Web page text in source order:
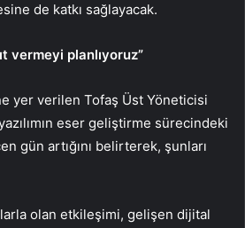
de katkı sağlayacak.
vermeyi planlıyoruz”
yer verilen Tofaş Üst Yöneticisi
eser geliştirme sürecindeki
gün artığını belirterek, şunları
olan etkileşimi, gelişen dijital